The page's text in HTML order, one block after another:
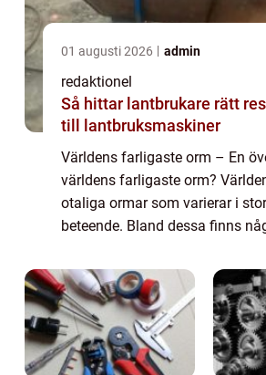
01 augusti 2026 admin
redaktionel
Så hittar lantbrukare rätt
till lantbruksmaskiner
Världens farligaste orm – En
världens farligaste orm?
otaliga ormar som varierar i
beteende. Bland dessa finns
för sin giftighet och aggress...